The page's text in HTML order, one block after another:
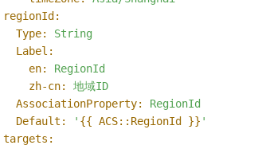
regionId:
Type:
String
Label:
en:
RegionId
zh-cn:
地域ID
AssociationProperty:
RegionId
Default:
' {{ ACS::RegionId }} '
targets: